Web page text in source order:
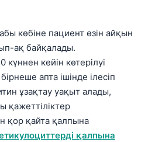
көбіне пациент өзін айқын
ақ байқалады.
күннен кейін көтерілуі
апта ішінде ілесіп
ұзақтау уақыт алады,
қажеттіліктер
қор қайта қалпына
қалпына